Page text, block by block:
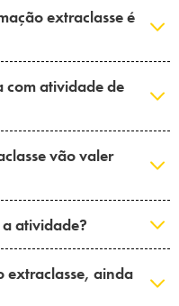
extraclasse é
com atividade de
vão valer
atividade?
extraclasse, ainda